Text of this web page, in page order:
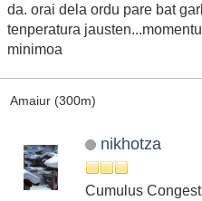
da. orai dela ordu pare bat
tenperatura
minimoa
Amaiur (300m)
nikhotza
Cumulus